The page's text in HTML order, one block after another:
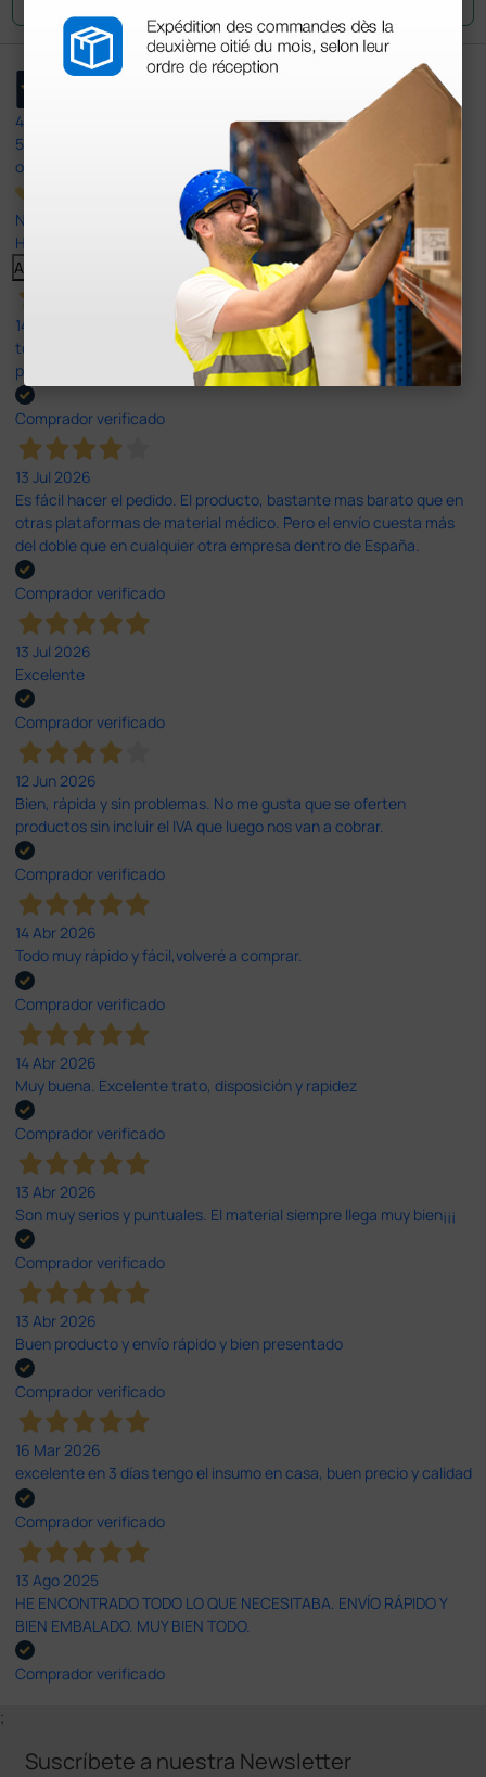
4,4
597
opiniones
Nuestras reseñas de 4 y 5 estrellas.
Haga clic aquí para leerlos todos >
Anterior
14 Jul 2026
todo correcto. podria señalar que un poco caro los portes y el
plazo de entrega se alarga.
Comprador verificado
13 Jul 2026
Es fácil hacer el pedido. El producto, bastante mas barato que en
otras plataformas de material médico. Pero el envío cuesta más
del doble que en cualquier otra empresa dentro de España.
Comprador verificado
13 Jul 2026
Excelente
Comprador verificado
12 Jun 2026
Bien, rápida y sin problemas. No me gusta que se oferten
productos sin incluir el IVA que luego nos van a cobrar.
Comprador verificado
14 Abr 2026
Todo muy rápido y fácil,volveré a comprar.
Comprador verificado
14 Abr 2026
Muy buena. Excelente trato, disposición y rapidez
Comprador verificado
13 Abr 2026
Son muy serios y puntuales. El material siempre llega muy bien¡¡¡
Comprador verificado
13 Abr 2026
Buen producto y envío rápido y bien presentado
Comprador verificado
16 Mar 2026
excelente en 3 días tengo el insumo en casa, buen precio y calidad
Comprador verificado
13 Ago 2025
HE ENCONTRADO TODO LO QUE NECESITABA. ENVÍO RÁPIDO Y
BIEN EMBALADO. MUY BIEN TODO.
Comprador verificado
;
Suscríbete a nuestra Newsletter